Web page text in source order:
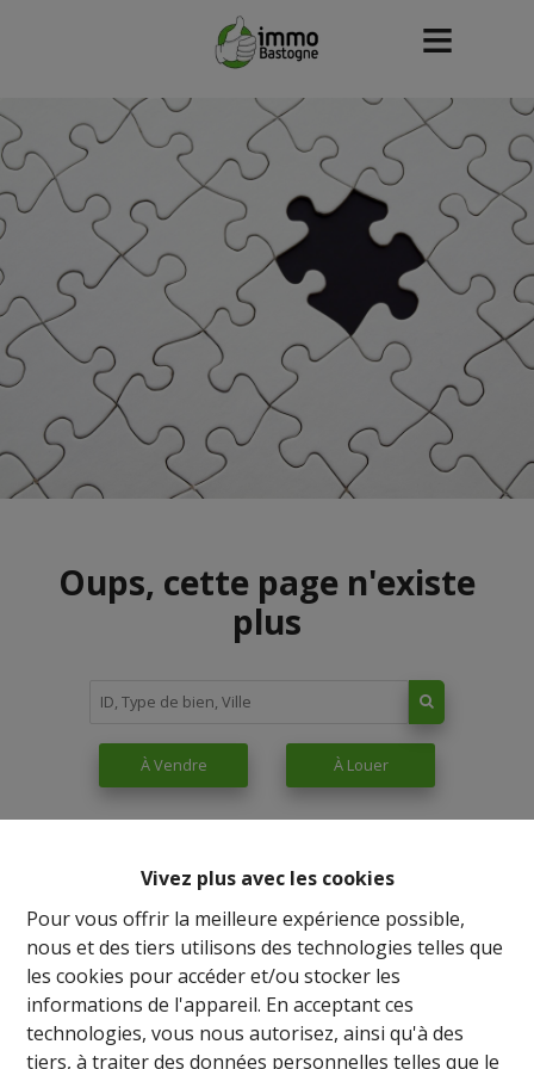
Vivez plus avec les cookies
Pour vous offrir la meilleure expérience possible,
nous et des tiers utilisons des technologies telles que
les cookies pour accéder et/ou stocker les
informations de l'appareil. En acceptant ces
technologies, vous nous autorisez, ainsi qu'à des
tiers, à traiter des données personnelles telles que le
Oups, cette page n'existe
plus
À Vendre À Louer